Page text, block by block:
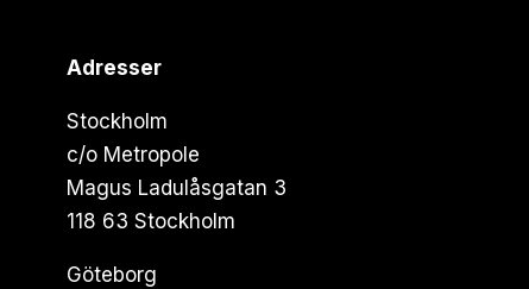
Adresser
Stockholm
c/o Metropole
Magus Ladulåsgatan 3
118 63 Stockholm
Göteborg